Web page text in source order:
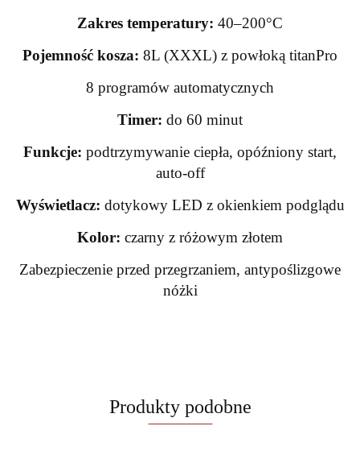
Zakres temperatury: 40–200°C
Pojemność kosza: 8L (XXXL) z powłoką titanPro
8 programów automatycznych
Timer: do 60 minut
Funkcje: podtrzymywanie ciepła, opóźniony start,
auto-off
Wyświetlacz: dotykowy LED z okienkiem podglądu
Kolor: czarny z różowym złotem
Zabezpieczenie przed przegrzaniem, antypoślizgowe
nóżki
Produkty podobne